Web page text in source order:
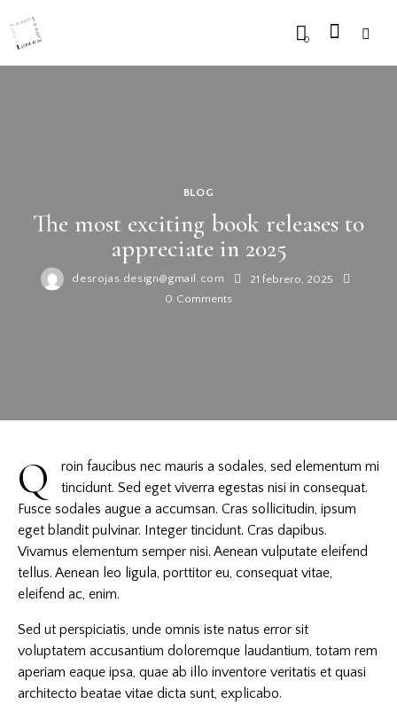
0
BLOG
The most exciting book releases to
appreciate in 2025
desrojas.design@gmail.com
21 febrero, 2025
0 Comments
Q
roin faucibus nec mauris a sodales, sed elementum mi
tincidunt. Sed eget viverra egestas nisi in consequat.
Fusce sodales augue a accumsan. Cras sollicitudin, ipsum
eget blandit pulvinar. Integer tincidunt. Cras dapibus.
Vivamus elementum semper nisi. Aenean vulputate eleifend
tellus. Aenean leo ligula, porttitor eu, consequat vitae,
eleifend ac, enim.
Sed ut perspiciatis, unde omnis iste natus error sit
voluptatem accusantium doloremque laudantium, totam rem
aperiam eaque ipsa, quae ab illo inventore veritatis et quasi
architecto beatae vitae dicta sunt, explicabo.